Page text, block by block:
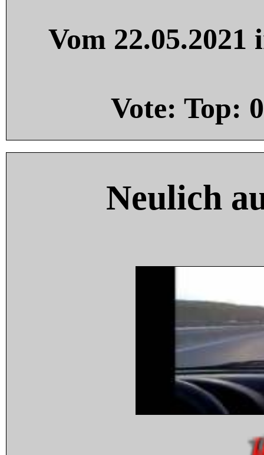
Vom
Vote: Top: 0
Neulich